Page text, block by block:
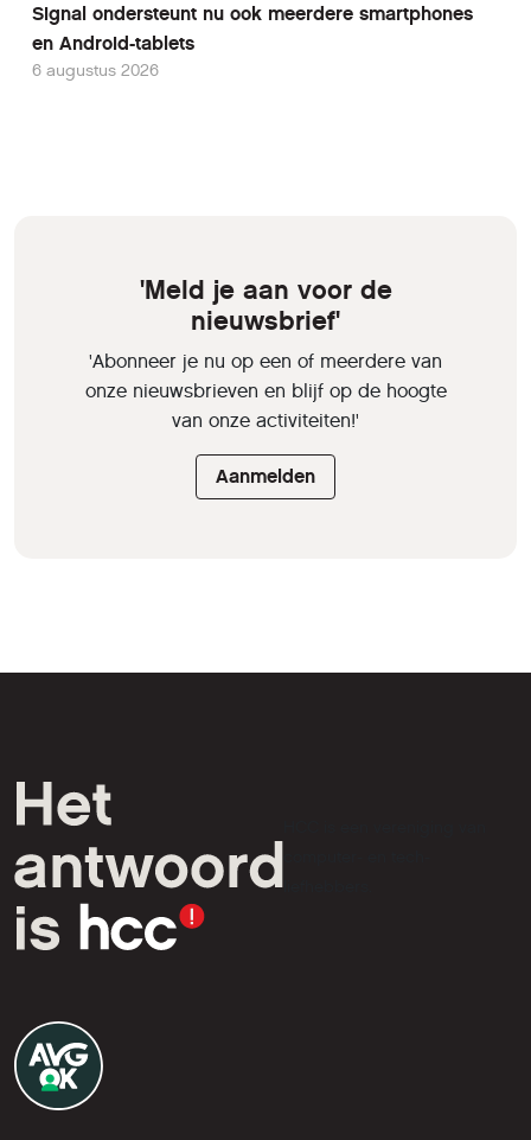
Signal ondersteunt nu ook meerdere smartphones
en Android-tablets
6 augustus 2026
'Meld je aan voor de
nieuwsbrief'
'Abonneer je nu op een of meerdere van
onze nieuwsbrieven en blijf op de hoogte
van onze activiteiten!'
Aanmelden
liefhebbers.